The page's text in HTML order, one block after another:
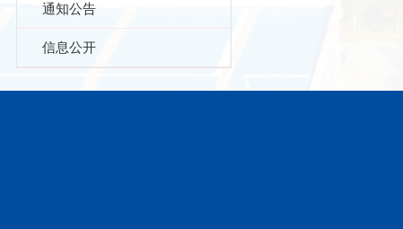
通知公告
信息公开